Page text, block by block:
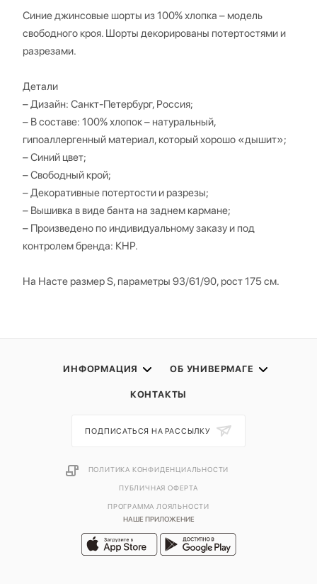
Синие джинсовые шорты из 100% хлопка – модель
свободного кроя. Шорты декорированы потертостями и
разрезами.
Детали
– Дизайн: Санкт-Петербург, Россия;
– В составе: 100% хлопок – натуральный,
гипоаллергенный материал, который хорошо «дышит»;
– Синий цвет;
– Свободный крой;
– Декоративные потертости и разрезы;
– Вышивка в виде банта на заднем кармане;
– Произведено по индивидуальному заказу и под
контролем бренда: КНР.
На Насте размер S, параметры 93/61/90, рост 175 см.
ИНФОРМАЦИЯ ОБ УНИВЕРМАГЕ
КОНТАКТЫ
НАШЕ ПРИЛОЖЕНИЕ
ПОДПИСАТЬСЯ НА РАССЫЛКУ
ПОЛИТИКА КОНФИДЕНЦИАЛЬНОСТИ
ПУБЛИЧНАЯ ОФЕРТА
ПРОГРАММА ЛОЯЛЬНОСТИ